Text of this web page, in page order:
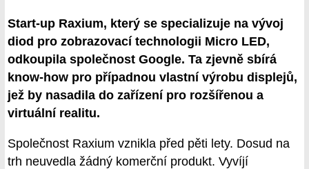
Start-up Raxium, který se specializuje na vývoj
diod pro zobrazovací technologii Micro LED,
odkoupila společnost Google. Ta zjevně sbírá
know-how pro případnou vlastní výrobu displejů,
jež by nasadila do zařízení pro rozšířenou a
virtuální realitu.
Společnost Raxium vznikla před pěti lety. Dosud na
trh neuvedla žádný komerční produkt. Vyvíjí